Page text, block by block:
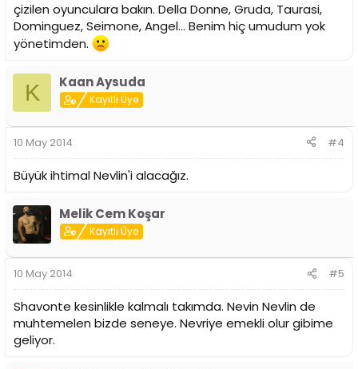
çizilen oyunculara bakın. Della Donne, Gruda, Taurasi,
Dominguez, Seimone, Angel... Benim hiç umudum yok
yönetimden.
K Kaan Aysuda
Kayıtlı Üye
10 May 2014 #4
Büyük ihtimal Nevlin'i alacağız.
Melik Cem Koşar
Kayıtlı Üye
10 May 2014 #5
Shavonte kesinlikle kalmalı takımda. Nevin Nevlin de
muhtemelen bizde seneye. Nevriye emekli olur gibime
geliyor.